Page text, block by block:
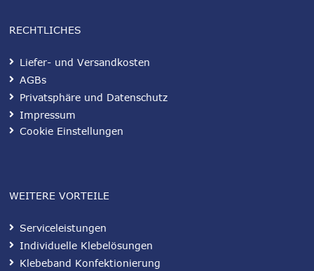
RECHTLICHES
Liefer- und Versandkosten
AGBs
Privatsphäre und Datenschutz
Impressum
Cookie Einstellungen
WEITERE VORTEILE
Serviceleistungen
Individuelle Klebelösungen
Klebeband Konfektionierung